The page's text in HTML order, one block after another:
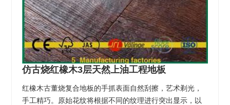
仿古烧红橡木3层天然上油工程地板
红橡木古董烧复合地板的手抓表面自然刮擦，艺术剃光，
手工精巧。原始花纹将根据不同的纹理进行突出显示，以